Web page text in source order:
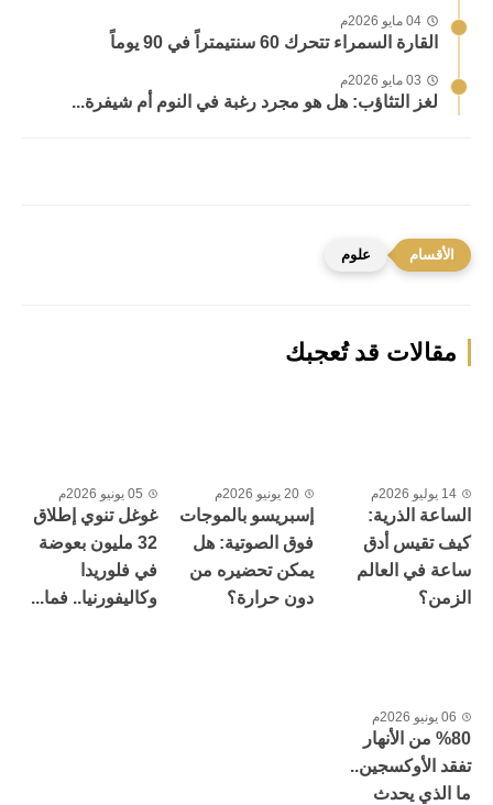
04 مايو 2026م
القارة السمراء تتحرك 60 سنتيمتراً في 90 يوماً
03 مايو 2026م
لغز التثاؤب: هل هو مجرد رغبة في النوم أم شيفرة...
علوم
مقالات قد تُعجبك
14 يوليو 2026م
الساعة الذرية:
كيف تقيس أدق
ساعة في العالم
الزمن؟
20 يونيو 2026م
إسبريسو بالموجات
فوق الصوتية: هل
يمكن تحضيره من
دون حرارة؟
05 يونيو 2026م
غوغل تنوي إطلاق
32 مليون بعوضة
في فلوريدا
وكاليفورنيا.. فما...
06 يونيو 2026م
%80 من الأنهار
تفقد الأوكسجين..
ما الذي يحدث